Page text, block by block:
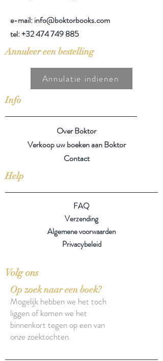
e-mail: info@boktorbooks.com
tel:+32 474 749 885
Annuleer een bestelling
Annulatie indienen
Info
Over Boktor
Verkoop uw boeken aan Boktor
Contact
Help
FAQ
Verzending
Algemene voorwaarden
Privacybeleid
Volg ons
Op zoek naar een boek?
Mogelijk hebben we het toch
liggen of komen we het
binnenkort tegen op een van
onze zoektochten.